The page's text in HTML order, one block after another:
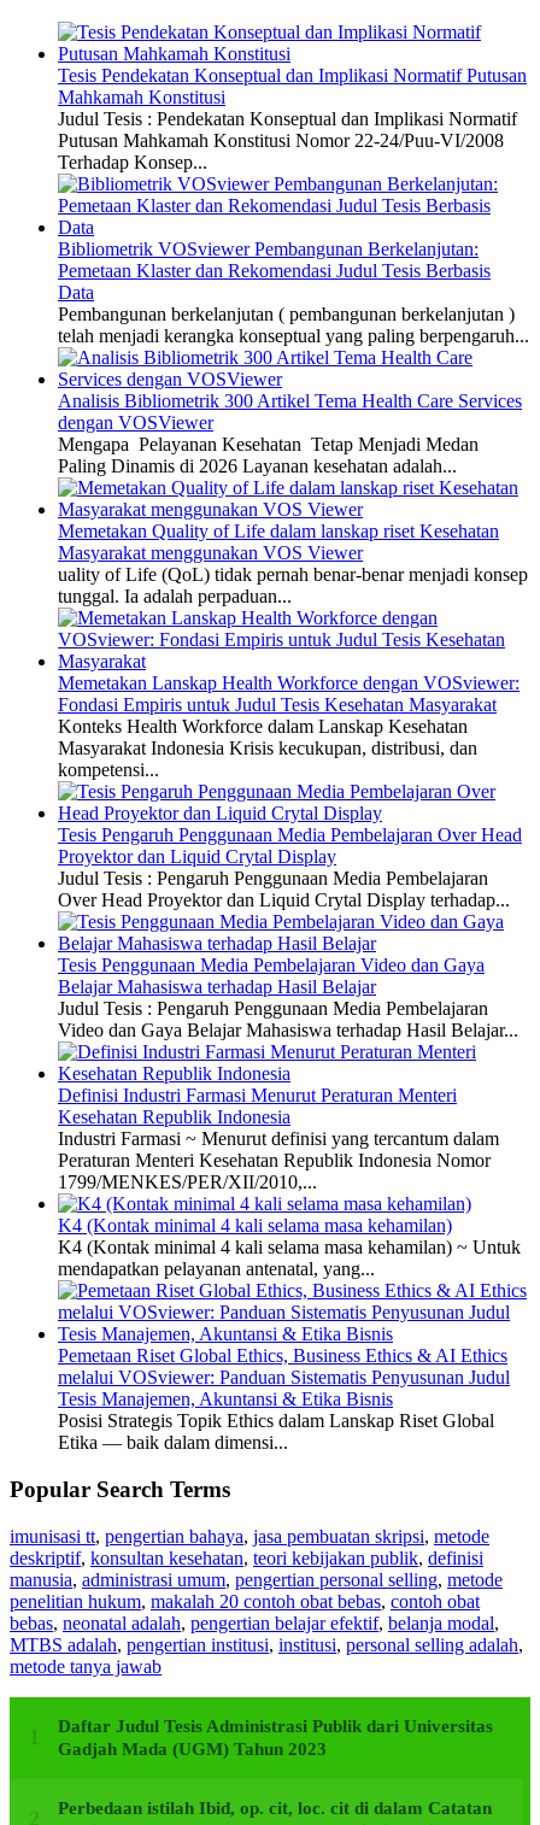
Tesis Pendekatan Konseptual dan Implikasi Normatif Putusan
Mahkamah Konstitusi
Judul Tesis : Pendekatan Konseptual dan Implikasi Normatif
Putusan Mahkamah Konstitusi Nomor 22-24/Puu-VI/2008
Terhadap Konsep...
Bibliometrik VOSviewer Pembangunan Berkelanjutan:
Pemetaan Klaster dan Rekomendasi Judul Tesis Berbasis
Data
Pembangunan berkelanjutan ( pembangunan berkelanjutan )
telah menjadi kerangka konseptual yang paling berpengaruh...
Analisis Bibliometrik 300 Artikel Tema Health Care Services
dengan VOSViewer
Mengapa Pelayanan Kesehatan Tetap Menjadi Medan
Paling Dinamis di 2026 Layanan kesehatan adalah...
Memetakan Quality of Life dalam lanskap riset Kesehatan
Masyarakat menggunakan VOS Viewer
uality of Life (QoL) tidak pernah benar-benar menjadi konsep
tunggal. Ia adalah perpaduan...
Memetakan Lanskap Health Workforce dengan VOSviewer:
Fondasi Empiris untuk Judul Tesis Kesehatan Masyarakat
Konteks Health Workforce dalam Lanskap Kesehatan
Masyarakat Indonesia Krisis kecukupan, distribusi, dan
kompetensi...
Tesis Pengaruh Penggunaan Media Pembelajaran Over Head
Proyektor dan Liquid Crytal Display
Judul Tesis : Pengaruh Penggunaan Media Pembelajaran
Over Head Proyektor dan Liquid Crytal Display terhadap...
Tesis Penggunaan Media Pembelajaran Video dan Gaya
Belajar Mahasiswa terhadap Hasil Belajar
Judul Tesis : Pengaruh Penggunaan Media Pembelajaran
Video dan Gaya Belajar Mahasiswa terhadap Hasil Belajar...
Definisi Industri Farmasi Menurut Peraturan Menteri
Kesehatan Republik Indonesia
Industri Farmasi ~ Menurut definisi yang tercantum dalam
Peraturan Menteri Kesehatan Republik Indonesia Nomor
1799/MENKES/PER/XII/2010,...
K4 (Kontak minimal 4 kali selama masa kehamilan)
K4 (Kontak minimal 4 kali selama masa kehamilan) ~ Untuk
mendapatkan pelayanan antenatal, yang...
Pemetaan Riset Global Ethics, Business Ethics & AI Ethics
melalui VOSviewer: Panduan Sistematis Penyusunan Judul
Tesis Manajemen, Akuntansi & Etika Bisnis
Posisi Strategis Topik Ethics dalam Lanskap Riset Global
Etika — baik dalam dimensi...
Popular Search Terms
imunisasi tt, pengertian bahaya, jasa pembuatan skripsi, metode
deskriptif, konsultan kesehatan, teori kebijakan publik, definisi
manusia, administrasi umum, pengertian personal selling, metode
penelitian hukum, makalah 20 contoh obat bebas, contoh obat
bebas, neonatal adalah, pengertian belajar efektif, belanja modal,
MTBS adalah, pengertian institusi, institusi, personal selling adalah,
metode tanya jawab
Daftar Judul Tesis Administrasi Publik dari Universitas
Gadjah Mada (UGM) Tahun 2023
Perbedaan istilah Ibid, op. cit, loc. cit di dalam Catatan